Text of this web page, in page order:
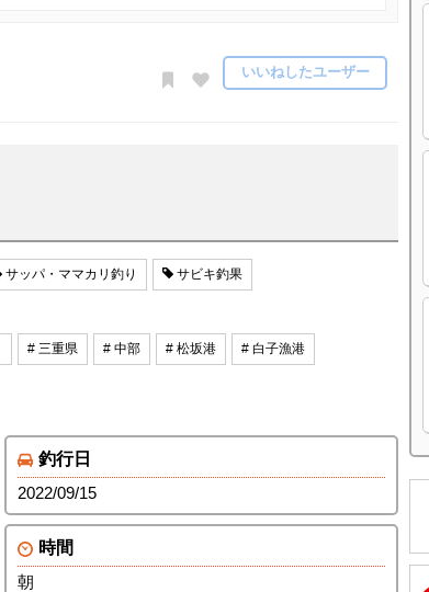
いいねしたユーザー
サッパ・ママカリ釣り サビキ釣果
# 三重県 # 中部 # 松坂港 # 白子漁港
釣行日
2022/09/15
時間
朝